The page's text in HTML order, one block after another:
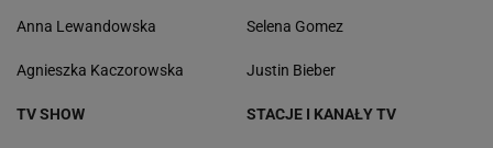
Anna Lewandowska
Agnieszka Kaczorowska
Selena Gomez
Justin Bieber
TV SHOW STACJE I KANAŁY TV